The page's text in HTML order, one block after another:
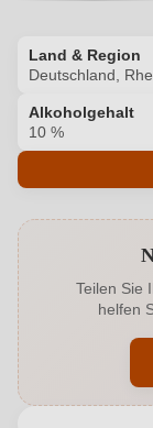
Land & Region
Deutschland,
Alkoholgehalt
10 %
Alkoholgehalt in
Allergene
Ausbau
Teilen Sie
helfen